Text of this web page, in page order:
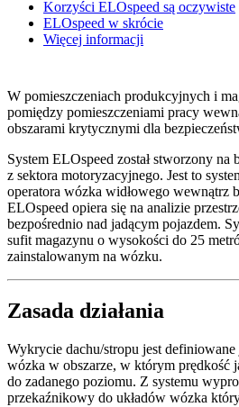
Korzyści ELOspeed są oczywiste
ELOspeed w skrócie
Więcej informacji
W pomieszczeniach produkcyjnych i
pomiędzy pomieszczeniami pracy
obszarami krytycznymi dla
System ELOspeed został stworzony
z sektora motoryzacyjnego. Jest to
operatora wózka widłowego wewnątrz
ELOspeed opiera się na analizie
bezpośrednio nad jadącym pojazdem.
sufit magazynu o wysokości do 25
zainstalowanym na wózku.
Zasada działania
Wykrycie dachu/stropu jest
wózka w obszarze, w którym prędkość
do zadanego poziomu. Z systemu
przekaźnikowy do układów wózka